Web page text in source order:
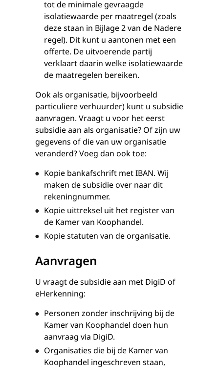
tot de minimale gevraagde
isolatiewaarde per maatregel (zoals
deze staan in Bijlage 2 van de Nadere
regel). Dit kunt u aantonen met een
offerte. De uitvoerende partij
verklaart daarin welke isolatiewaarde
de maatregelen bereiken.
Ook als organisatie, bijvoorbeeld
particuliere verhuurder) kunt u subsidie
aanvragen. Vraagt u voor het eerst
subsidie aan als organisatie? Of zijn uw
gegevens of die van uw organisatie
veranderd? Voeg dan ook toe:
Kopie bankafschrift met IBAN. Wij
maken de subsidie over naar dit
rekeningnummer.
Kopie uittreksel uit het register van
de Kamer van Koophandel.
Kopie statuten van de organisatie.
Aanvragen
U vraagt de subsidie aan met DigiD of
eHerkenning:
Personen zonder inschrijving bij de
Kamer van Koophandel doen hun
aanvraag via DigiD.
Organisaties die bij de Kamer van
Koophandel ingeschreven staan,